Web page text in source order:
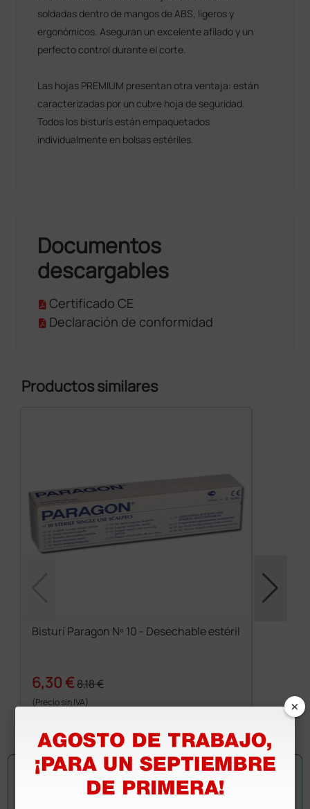
soldadas dentro de mangos de ABS, ligeros y
ergonómicos. Aseguran un excelente afilado y un
perfecto control durante el corte.
Las hojas PREMIUM presentan otra ventaja: están
caracterizadas por un cubre hoja de seguridad.
Todos los bisturís están empaquetados
individualmente en bolsas estériles.
Documentos
descargables
Certificado CE
Declaración de conformidad
Productos similares
Bisturí Paragon Nº 10 - Desechable estéril
6,30 €8,18 €
(Precio sin IVA)
×